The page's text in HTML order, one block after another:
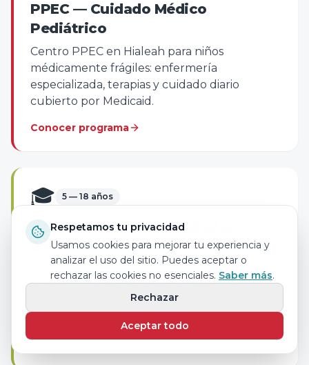
PPEC — Cuidado Médico
Pediátrico
Centro PPEC en Hialeah para niños
médicamente frágiles: enfermería
especializada, terapias y cuidado diario
cubierto por Medicaid.
Conocer programa
🎓 5 — 18 años
Academia para Necesidades
Especiales
Escuela privada en Miami para niños con
autismo y necesidades especiales: IEP
personalizado, terapias integradas y becas
Step Up For Students.
Respetamos tu privacidad
Usamos cookies para mejorar tu experiencia y
analizar el uso del sitio. Puedes aceptar o
rechazar las cookies no esenciales. Saber más.
Rechazar
Aceptar todo